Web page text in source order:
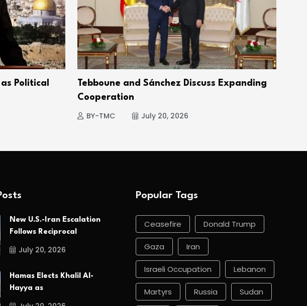
Political
Tebboune and Sánchez Discuss Expanding
Cooperation
BY-TMC July 20, 2026
New U.S.-Iran Escalation
Follows Reciprocal
July 20, 2026
Hamas Elects Khalil Al-
Hayya as
Popular Tags
Ceasefire Donald Trump
Gaza Iran
Israeli Occupation Lebanon
Martyrs Russia Sudan